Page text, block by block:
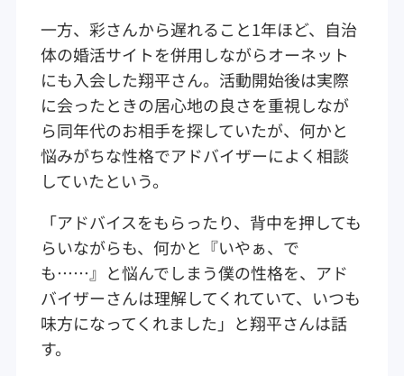
一方、彩さんから遅れること1年ほど、自治
体の婚活サイトを併用しながらオーネット
にも入会した翔平さん。活動開始後は実際
に会ったときの居心地の良さを重視しなが
ら同年代のお相手を探していたが、何かと
悩みがちな性格でアドバイザーによく相談
していたという。
「アドバイスをもらったり、背中を押しても
らいながらも、何かと『いやぁ、で
も……』と悩んでしまう僕の性格を、アド
バイザーさんは理解してくれていて、いつも
味方になってくれました」と翔平さんは話
す。